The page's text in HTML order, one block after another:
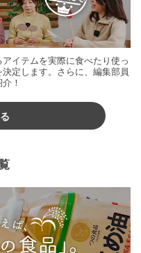
イテムを実際に食べたり使っ
定します。さらに、編集部員
！